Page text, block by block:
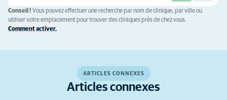
Conseil ! Vous pouvez effectuer une recherche par nom de clinique, par ville ou
utiliser votre emplacement pour trouver des cliniques près de chez vous.
Comment activer.
ARTICLES CONNEXES
Articles connexes